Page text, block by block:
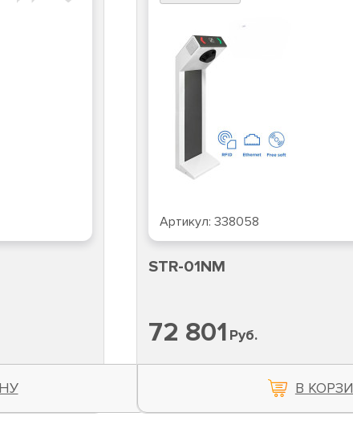
338058
STR-01NM
72 801Руб.
В КОРЗИНУ